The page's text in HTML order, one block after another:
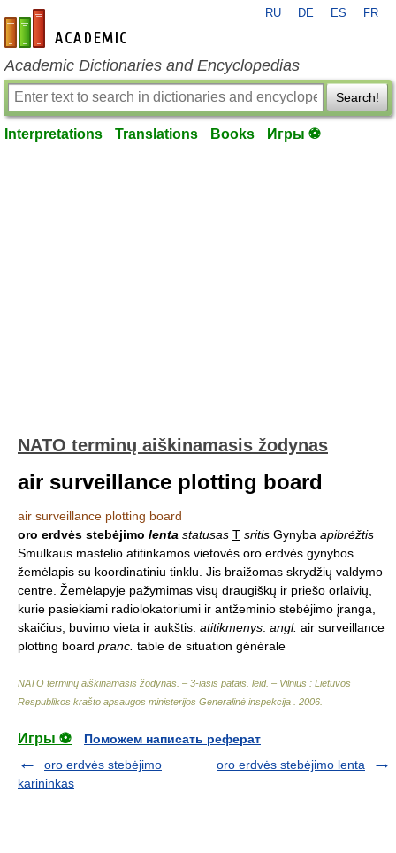
en-academic.com
RU DE ES FR
Academic Dictionaries and Encyclopedias
Search!
Interpretations Translations Books Игры ⚽
NATO terminų aiškinamasis žodynas
air surveillance plotting board
air surveillance plotting board
oro erdvės stebėjimo lenta statusas T sritis Gynyba apibrėžtis
Smulkaus mastelio atitinkamos vietovės oro erdvės gynybos
žemėlapis su koordinatiniu tinklu. Jis braižomas skrydžių valdymo
centre. Žemėlapyje pažymimas visų draugiškų ir priešo orlaivių,
kurie pasiekiami radiolokatoriumi ir antžeminio stebėjimo įranga,
skaičius, buvimo vieta ir aukštis. atitikmenys: angl. air surveillance
plotting board pranc. table de situation générale
NATO terminų aiškinamasis žodynas. – 3-iasis patais. leid. – Vilnius : Lietuvos
Respublikos krašto apsaugos ministerijos Generalinė inspekcija
2006
Игры ⚽
Поможем написать реферат
oro erdvės stebėjimo
karininkas
oro erdvės stebėjimo lenta